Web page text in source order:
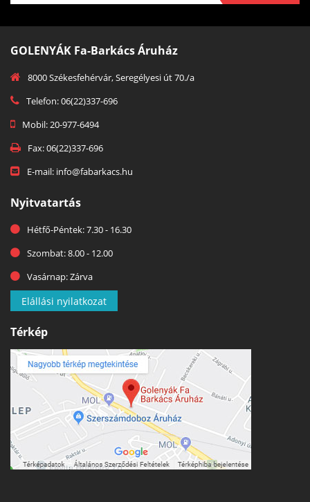
GOLENYÁK Fa-Barkács Áruház
8000 Székesfehérvár, Seregélyesi út 70./a
Telefon: 06(22)337-696
Mobil: 20-977-6494
Fax: 06(22)337-696
E-mail: info@fabarkacs.hu
Nyitvatartás
Hétfő-Péntek: 7.30 - 16.30
Szombat: 8.00 - 12.00
Vasárnap: Zárva
Elállási nyilatkozat
Térkép